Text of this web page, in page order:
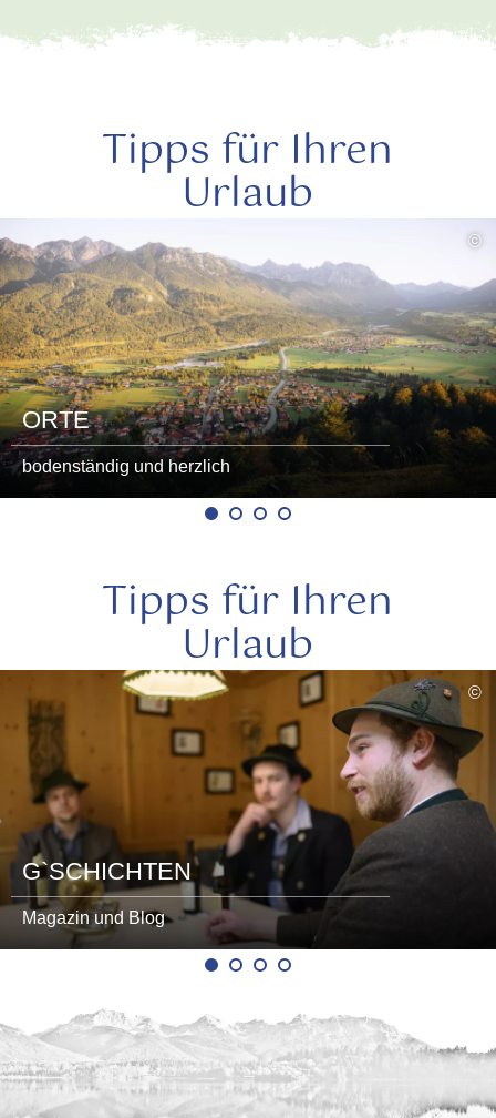
Tipps für Ihren
Urlaub
©
ORTE
bodenständig und herzlich
Tipps für Ihren
Urlaub
©
G`SCHICHTEN
Magazin und Blog
mehr